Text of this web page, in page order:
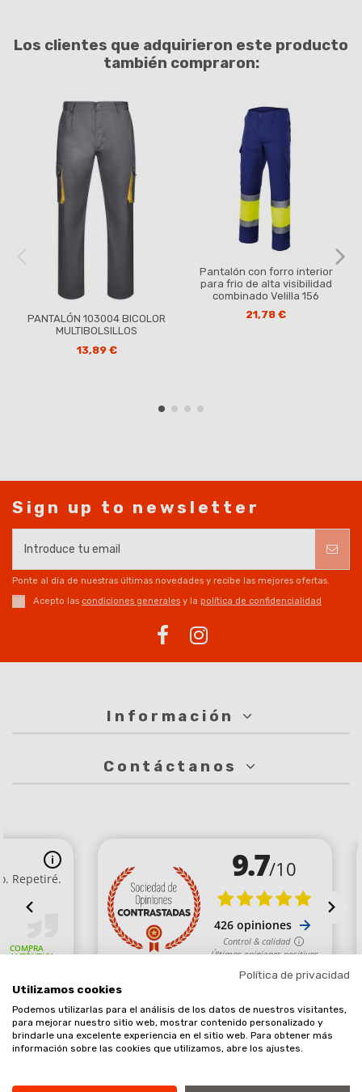
Los clientes que adquirieron este producto
también compraron:
PANTALÓN 103004 BICOLOR
MULTIBOLSILLOS
13,89 €
Pantalón con forro interior
para frio de alta visibilidad
combinado Velilla 156
21,78 €
Sign up to newsletter
Ponte al día de nuestras últimas novedades y recibe las mejores ofertas.
Acepto las condiciones generales y la política de confidencialidad
Información
Contáctanos
Comerciante aprobado por la Sociedad de Opiniones Contrastadas,
haga clic aquí para mostrar el certificado.
Política de privacidad
Utilizamos cookies
Podemos utilizarlas para el análisis de los datos de nuestros visitantes,
para mejorar nuestro sitio web, mostrar contenido personalizado y
brindarle una excelente experiencia en el sitio web. Para obtener más
información sobre las cookies que utilizamos, abre los ajustes.